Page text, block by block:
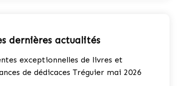
dernières actualités
exceptionnelles de livres et
de dédicaces Tréguier mai 2026